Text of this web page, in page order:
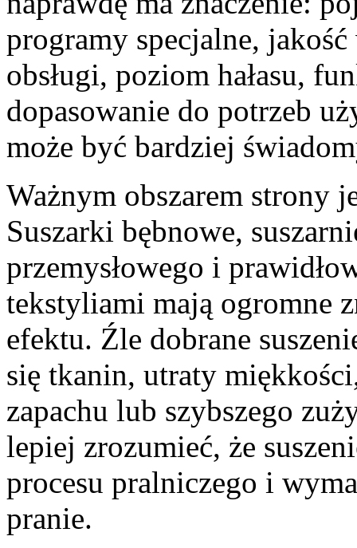
programy specjalne,
obsługi, poziom hałasu,
dopasowanie do potrzeb
może być bardziej
Ważnym obszarem strony
Suszarki bębnowe,
przemysłowego i
tekstyliami mają ogromne
efektu. Źle dobrane
się tkanin, utraty
zapachu lub szybszego
lepiej zrozumieć, że
procesu pralniczego i
pranie.